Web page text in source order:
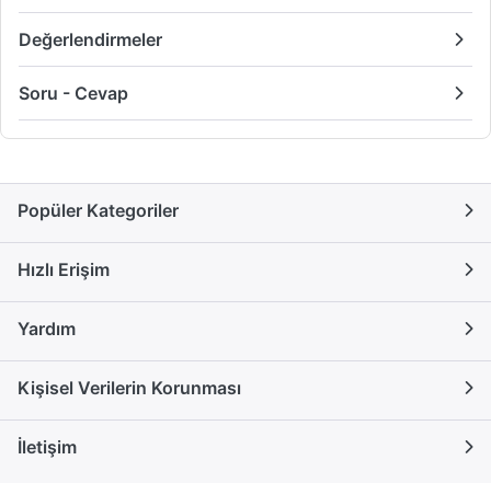
Değerlendirmeler
Soru - Cevap
Popüler Kategoriler
Hızlı Erişim
Yardım
Kişisel Verilerin Korunması
İletişim